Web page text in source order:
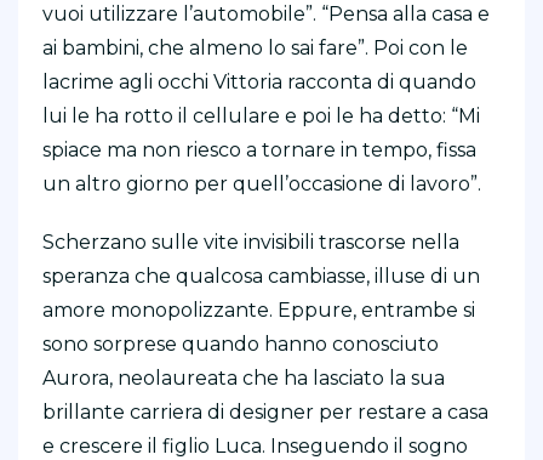
vuoi utilizzare l’automobile”. “Pensa alla casa e
ai bambini, che almeno lo sai fare”. Poi con le
lacrime agli occhi Vittoria racconta di quando
lui le ha rotto il cellulare e poi le ha detto: “Mi
spiace ma non riesco a tornare in tempo, fissa
un altro giorno per quell’occasione di lavoro”.
Scherzano sulle vite invisibili trascorse nella
speranza che qualcosa cambiasse, illuse di un
amore monopolizzante. Eppure, entrambe si
sono sorprese quando hanno conosciuto
Aurora, neolaureata che ha lasciato la sua
brillante carriera di designer per restare a casa
e crescere il figlio Luca. Inseguendo il sogno